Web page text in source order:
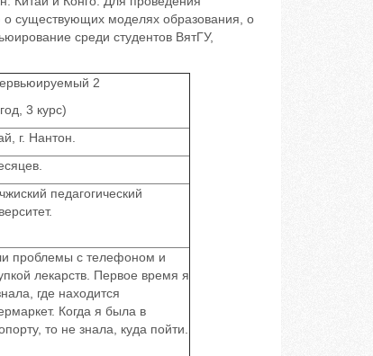
существующих моделях образования, о
среди студентов ВятГУ,
2
3 курс)
г. Нантон.
педагогический
проблемы с телефоном и
лекарств. Первое время я
где находится
Когда я была в
то не знала, куда пойти.